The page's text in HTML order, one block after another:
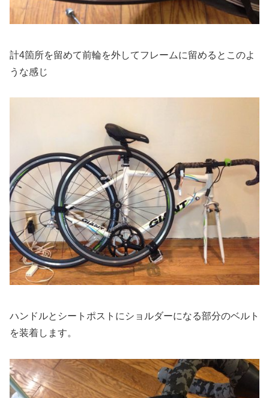
計4箇所を留めて前輪を外してフレームに留めるとこのよ
うな感じ
ハンドルとシートポストにショルダーになる部分のベルト
を装着します。